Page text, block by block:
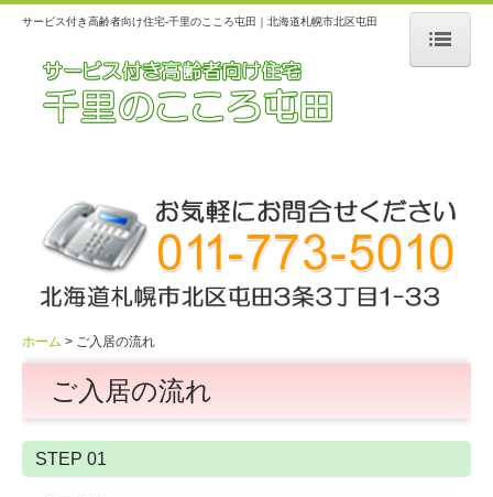
ホーム
ご入居の流れ
ご利用料金
介護事業所
よくある質問
サービス付き高齢者向け住宅-千里のこころ屯田｜北海道札幌市北区屯田
ホーム ご入居の流れ
ご入居の流れ
STEP 01